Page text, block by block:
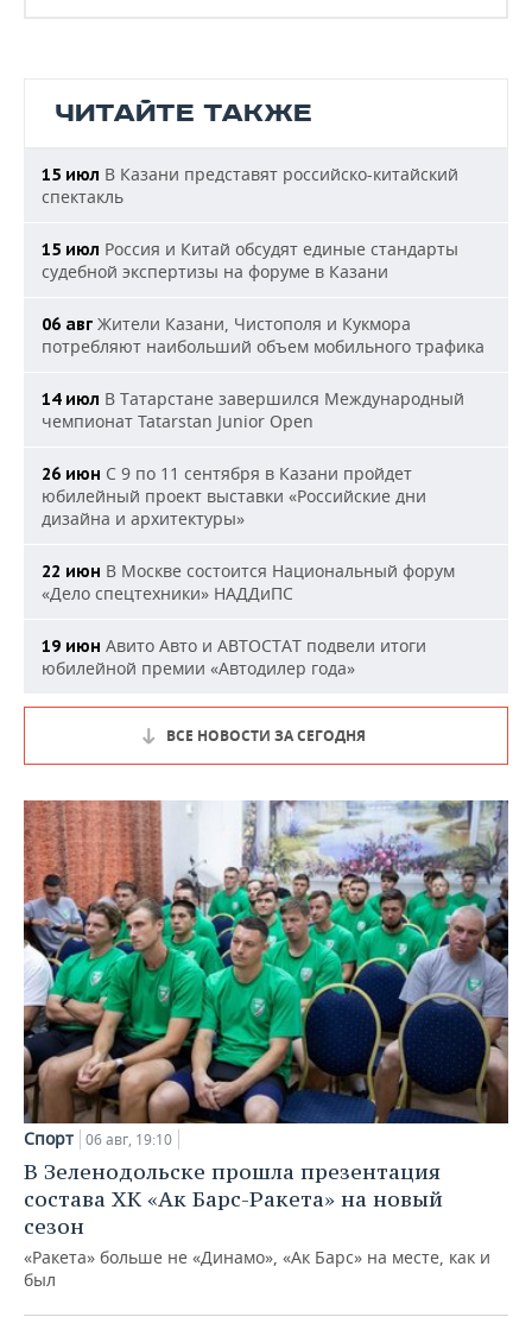
ЧИТАЙТЕ ТАКЖЕ
15 июл В Казани представят российско-китайский
спектакль
15 июл Россия и Китай обсудят единые стандарты
судебной экспертизы на форуме в Казани
06 авг Жители Казани, Чистополя и Кукмора
потребляют наибольший объем мобильного трафика
14 июл В Татарстане завершился Международный
чемпионат Tatarstan Junior Open
26 июн С 9 по 11 сентября в Казани пройдет
юбилейный проект выставки «Российские дни
дизайна и архитектуры»
22 июн В Москве состоится Национальный форум
«Дело спецтехники» НАДДиПС
19 июн Авито Авто и АВТОСТАТ подвели итоги
юбилейной премии «Автодилер года»
ВСЕ НОВОСТИ ЗА СЕГОДНЯ
Спорт 06 авг, 19:10
В Зеленодольске прошла презентация
состава ХК «Ак Барс-Ракета» на новый
сезон
«Ракета» больше не «Динамо», «Ак Барс» на месте, как и
был